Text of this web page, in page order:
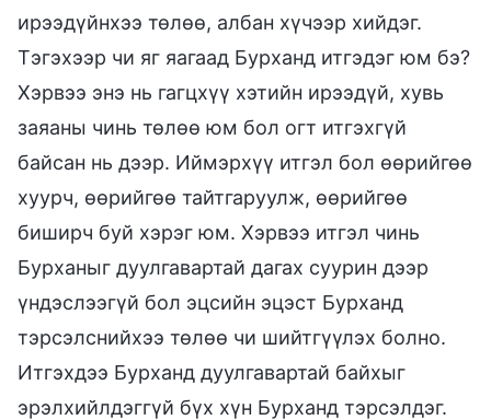
ирээдүйнхээ төлөө, албан хүчээр хийдэг.
Тэгэхээр чи яг яагаад Бурханд итгэдэг юм бэ?
Хэрвээ энэ нь гагцхүү хэтийн ирээдүй, хувь
заяаны чинь төлөө юм бол огт итгэхгүй
байсан нь дээр. Иймэрхүү итгэл бол өөрийгөө
хуурч, өөрийгөө тайтгаруулж, өөрийгөө
биширч буй хэрэг юм. Хэрвээ итгэл чинь
Бурханыг дуулгавартай дагах суурин дээр
үндэслээгүй бол эцсийн эцэст Бурханд
тэрсэлснийхээ төлөө чи шийтгүүлэх болно.
Итгэхдээ Бурханд дуулгавартай байхыг
эрэлхийлдэггүй бүх хүн Бурханд тэрсэлдэг.